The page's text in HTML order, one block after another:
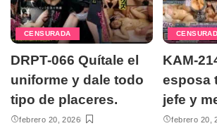
CENSURADA
DRPT-066 Quítale el
uniforme y dale todo
tipo de placeres.
febrero 20, 2026
KAM-
esposa
jefe y
febrero 20,